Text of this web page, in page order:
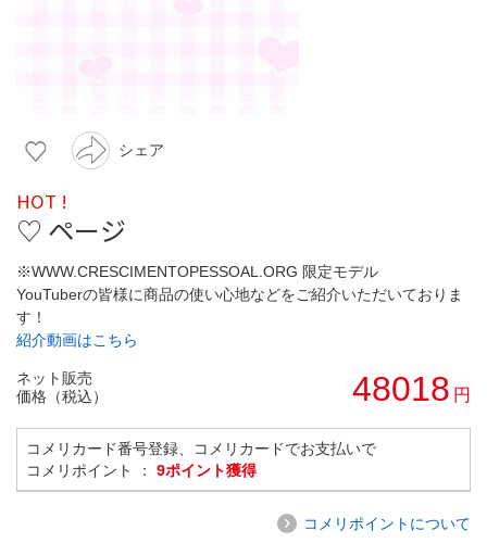
シェア
HOT !
♡ ページ
※WWW.CRESCIMENTOPESSOAL.ORG 限定モデル
YouTuberの皆様に商品の使い心地などをご紹介いただいておりま
す！
紹介動画はこちら
ネット販売
価格（税込）
48018 円
コメリカード番号登録、コメリカードでお支払いで
コメリポイント ： 9ポイント獲得
コメリポイントについて